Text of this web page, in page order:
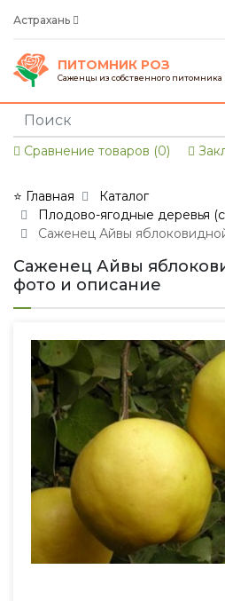
Астрахань
ПИТОМНИК РОЗ
Саженцы из собственного питомника
Сравнение товаров (0)
⭐ Главная
Каталог
Плодово-ягодные деревья
Саженец Айвы
Саженец Айвы
фото и описание